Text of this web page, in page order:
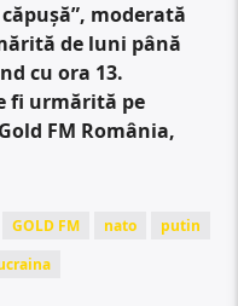
moderată
de luni până
cu ora 13.
fi urmărită pe
FM România,
GOLD FM nato
putin